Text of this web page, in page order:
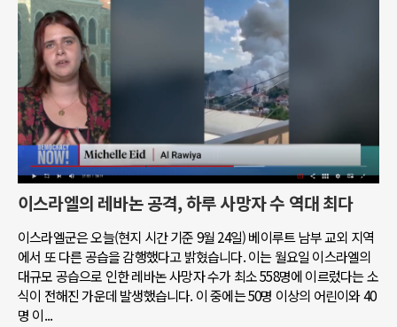
이스라엘의 레바논 공격, 하루 사망자 수 역대 최다
이스라엘군은 오늘(현지 시간 기준 9월 24일) 베이루트 남부 교외 지역
에서 또 다른 공습을 감행했다고 밝혔습니다. 이는 월요일 이스라엘의
대규모 공습으로 인한 레바논 사망자 수가 최소 558명에 이르렀다는 소
식이 전해진 가운데 발생했습니다. 이 중에는 50명 이상의 어린이와 40
명 이...